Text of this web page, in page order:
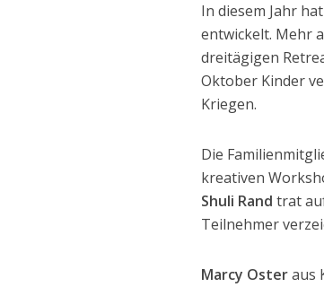
In diesem Jahr hat
entwickelt. Mehr
dreitägigen
Oktober Kinder
Kriegen.
Die
kreativen
Shuli Rand trat
Teilnehmer
Marcy Osteraus